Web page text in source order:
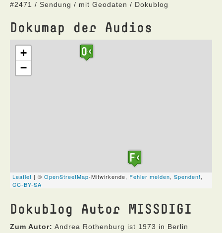
#2471 / Sendung / mit Geodaten / Dokublog
Dokumap der Audios
Dokublog Autor MISSDIGI
Zum Autor: Andrea Rothenburg ist 1973 in Berlin